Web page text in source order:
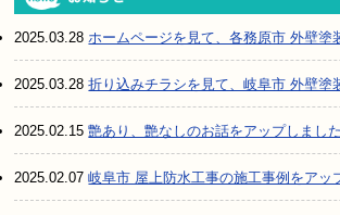
2025.03.28ホームページを見て、各務原市 外壁
2025.03.28折り込みチラシを見て、岐阜市 外壁
2025.02.15艶あり、艶なしのお話をアップしました
2025.02.07岐阜市 屋上防水工事の施工事例をアッ